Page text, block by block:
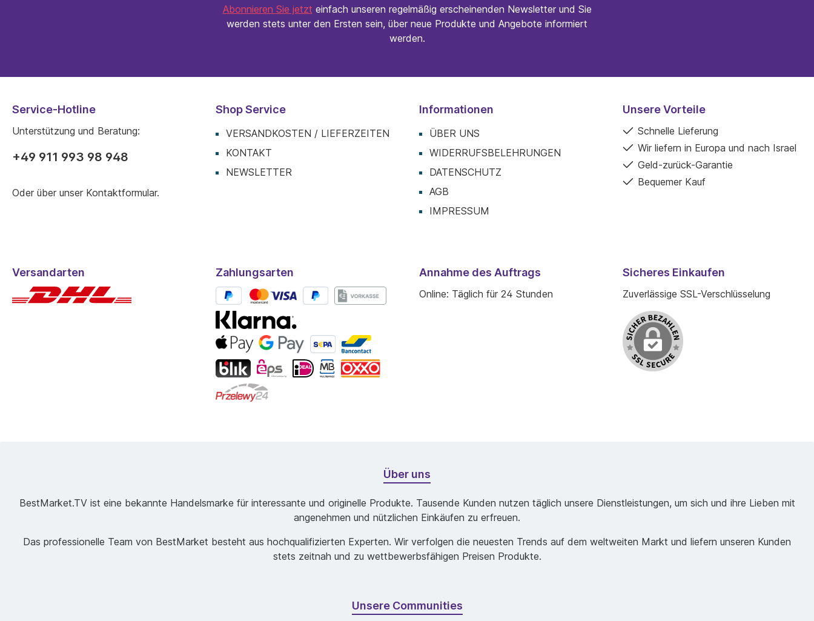
Abonnieren Sie jetzt einfach unseren regelmäßig erscheinenden Newsletter und Sie
werden stets unter den Ersten sein, über neue Produkte und Angebote informiert
werden.
Service-Hotline
Unterstützung und Beratung:
+49 911 993 98 948
Oder über unser Kontaktformular.
Shop Service
VERSANDKOSTEN / LIEFERZEITEN
KONTAKT
NEWSLETTER
Informationen
ÜBER UNS
WIDERRUFSBELEHRUNGEN
DATENSCHUTZ
AGB
IMPRESSUM
Unsere Vorteile
Schnelle Lieferung
Wir liefern in Europa und nach Israel
Geld-zurück-Garantie
Bequemer Kauf
Versandarten Zahlungsarten Annahme des Auftrags
Online: Täglich für 24 Stunden
Sicheres Einkaufen
Zuverlässige SSL-Verschlüsselung
Über uns
BestMarket.TV ist eine bekannte Handelsmarke für interessante und originelle Produkte. Tausende Kunden nutzen täglich unsere Dienstleistungen, um sich und ihre Lieben mit
angenehmen und nützlichen Einkäufen zu erfreuen.
Das professionelle Team von BestMarket besteht aus hochqualifizierten Experten. Wir verfolgen die neuesten Trends auf dem weltweiten Markt und liefern unseren Kunden
stets zeitnah und zu wettbewerbsfähigen Preisen Produkte.
Unsere Communities